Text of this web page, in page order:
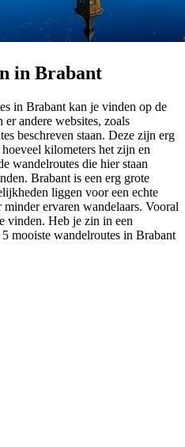
in Brabant
in Brabant kan je vinden op de
andere websites, zoals
beschreven staan. Deze zijn erg
kilometers het zijn en
wandelroutes die hier staan
Brabant is een erg grote
liggen voor een echte
ervaren wandelaars. Vooral
vinden. Heb je zin in een
mooiste wandelroutes in Brabant